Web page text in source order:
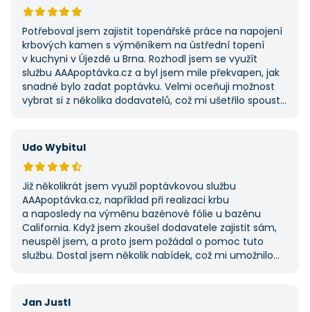
Potřeboval jsem zajistit topenářské práce na napojení
krbových kamen s výměníkem na ústřední topení
v kuchyni v Újezdě u Brna. Rozhodl jsem se využít
službu AAApoptávka.cz a byl jsem mile překvapen, jak
snadné bylo zadat poptávku. Velmi oceňuji možnost
vybrat si z několika dodavatelů, což mi ušetřilo spoustu
potřebovat další řemeslné práce.
Udo Wybitul
Již několikrát jsem využil poptávkovou službu
AAApoptávka.cz, například při realizaci krbu
a naposledy na výměnu bazénové fólie u bazénu
California. Když jsem zkoušel dodavatele zajistit sám,
neuspěl jsem, a proto jsem požádal o pomoc tuto
službu. Dostal jsem několik nabídek, což mi umožnilo
i ostatním.
Jan Justl